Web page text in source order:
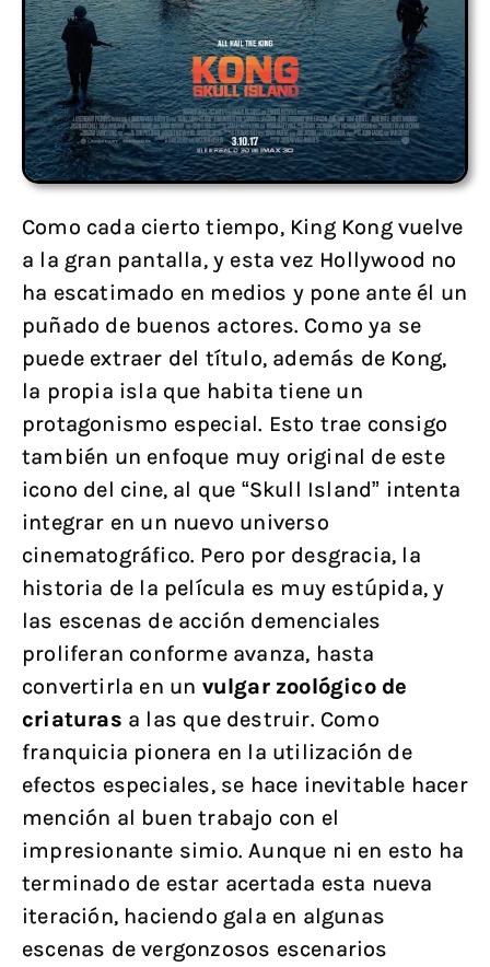
Como cada cierto tiempo, King Kong vuelve
a la gran pantalla, y esta vez Hollywood no
ha escatimado en medios y pone ante él un
puñado de buenos actores. Como ya se
puede extraer del título, además de Kong,
la propia isla que habita tiene un
protagonismo especial. Esto trae consigo
también un enfoque muy original de este
icono del cine, al que “Skull Island” intenta
integrar en un nuevo universo
cinematográfico. Pero por desgracia, la
historia de la película es muy estúpida, y
las escenas de acción demenciales
proliferan conforme avanza, hasta
convertirla en un vulgar zoológico de
criaturas a las que destruir. Como
franquicia pionera en la utilización de
efectos especiales, se hace inevitable hacer
mención al buen trabajo con el
impresionante simio. Aunque ni en esto ha
terminado de estar acertada esta nueva
iteración, haciendo gala en algunas
escenas de vergonzosos escenarios